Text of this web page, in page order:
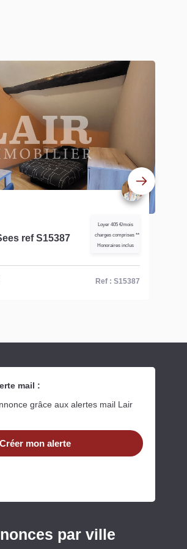
S13980
Loyer 520 €/mois
charges comprises **
Honoraires inclus
Ref : S13980
mail :
grâce aux alertes mail Lair
Créer mon alerte
par ville